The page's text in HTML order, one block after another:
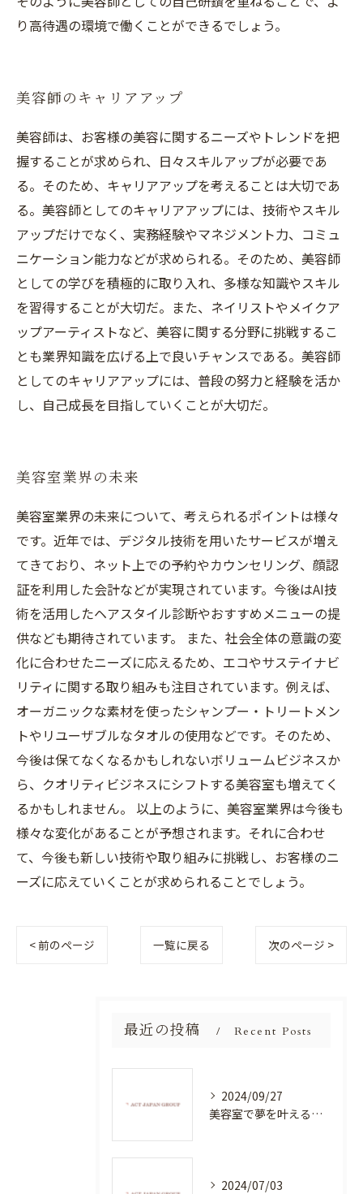
り高待遇の環境で働くことができるでしょう。
美容師のキャリアアップ
美容師は、お客様の美容に関するニーズやトレンドを把
握することが求められ、日々スキルアップが必要であ
る。そのため、キャリアアップを考えることは大切であ
る。美容師としてのキャリアアップには、技術やスキル
アップだけでなく、実務経験やマネジメント力、コミュ
ニケーション能力などが求められる。そのため、美容師
としての学びを積極的に取り入れ、多様な知識やスキル
を習得することが大切だ。また、ネイリストやメイクア
ップアーティストなど、美容に関する分野に挑戦するこ
とも業界知識を広げる上で良いチャンスである。美容師
としてのキャリアアップには、普段の努力と経験を活か
し、自己成長を目指していくことが大切だ。
美容室業界の未来
美容室業界の未来について、考えられるポイントは様々
です。近年では、デジタル技術を用いたサービスが増え
てきており、ネット上での予約やカウンセリング、顔認
証を利用した会計などが実現されています。今後はAI技
術を活用したヘアスタイル診断やおすすめメニューの提
供なども期待されています。 また、社会全体の意識の変
化に合わせたニーズに応えるため、エコやサステイナビ
リティに関する取り組みも注目されています。例えば、
オーガニックな素材を使ったシャンプー・トリートメン
トやリユーザブルなタオルの使用などです。そのため、
今後は保てなくなるかもしれないボリュームビジネスか
ら、クオリティビジネスにシフトする美容室も増えてく
るかもしれません。 以上のように、美容室業界は今後も
様々な変化があることが予想されます。それに合わせ
て、今後も新しい技術や取り組みに挑戦し、お客様のニ
ーズに応えていくことが求められることでしょう。
< 前のページ 一覧に戻る 次のページ >
最近の投稿 Recent Posts
2024/09/27
美容室で夢を叶える！自分を磨く新たなチャンス
2024/07/03